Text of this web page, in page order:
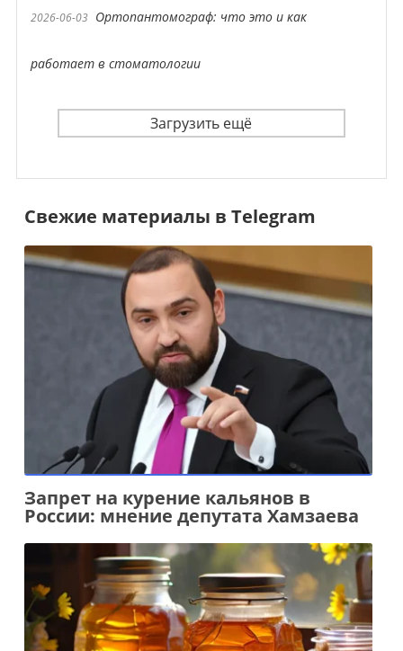
2026-06-03 Ортопантомограф: что это и как
работает в стоматологии
Загрузить ещё
Свежие материалы в Telegram
Запрет на курение кальянов в
России: мнение депутата Хамзаева